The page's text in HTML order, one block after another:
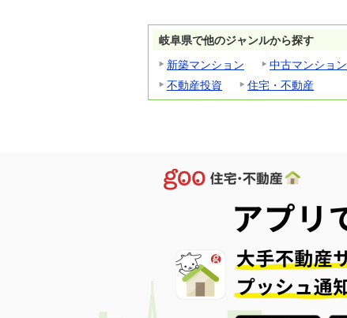
岐阜県で他のジャンルから探す
新築マンション
中古マンション
不動産投資
住宅・不動産